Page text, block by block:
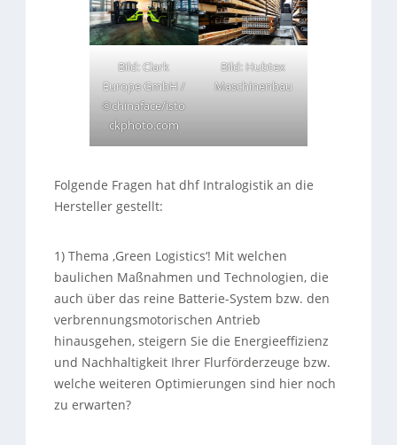
Bild: Clark
Europe GmbH /
©chinaface/isto
ckphoto.com
Bild: Hubtex
Maschinenbau
Folgende Fragen hat dhf Intralogistik an die
Hersteller gestellt:
1) Thema ‚Green Logistics‘! Mit welchen
baulichen Maßnahmen und Technologien, die
auch über das reine Batterie-System bzw. den
verbrennungsmotorischen Antrieb
hinausgehen, steigern Sie die Energieeffizienz
und Nachhaltigkeit Ihrer Flurförderzeuge bzw.
welche weiteren Optimierungen sind hier noch
zu erwarten?